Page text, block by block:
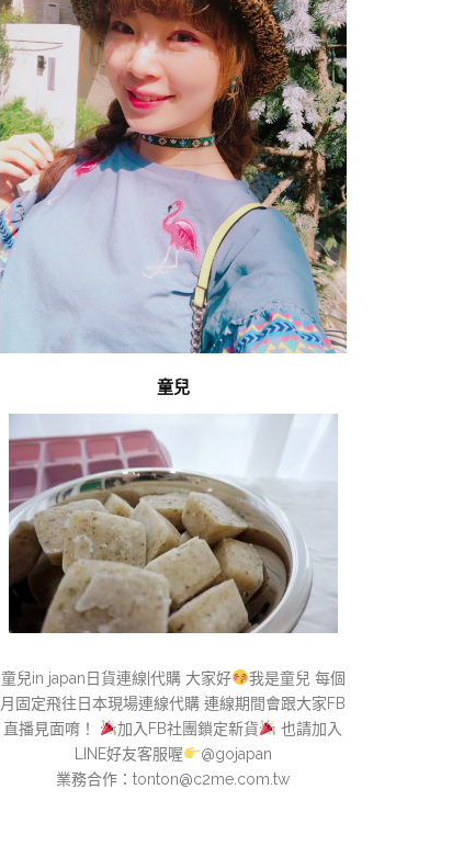
童兒
童兒in japan日貨連線|代購 大家好
我是童兒 每個
月固定飛往日本現場連線代購 連線期間會跟大家FB
直播見面唷！
加入FB社團鎖定新貨
也請加入
LINE好友客服喔
@gojapan
業務合作：tonton@c2me.com.tw